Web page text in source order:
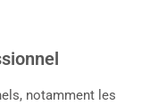
notamment les